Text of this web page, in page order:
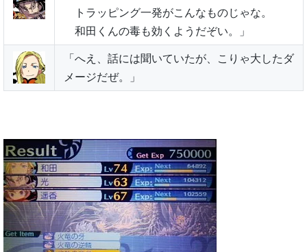
トラッピング一発がこんなものじゃな。
和田くんの毒も効くようだぞい。」
「へえ、話には聞いていたが、こりゃ大したダ
メージだぜ。」